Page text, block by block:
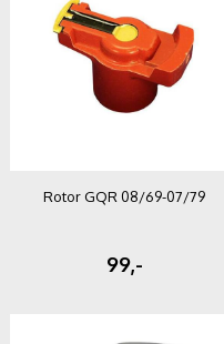
Rotor GQR 08/69-07/79
99,-